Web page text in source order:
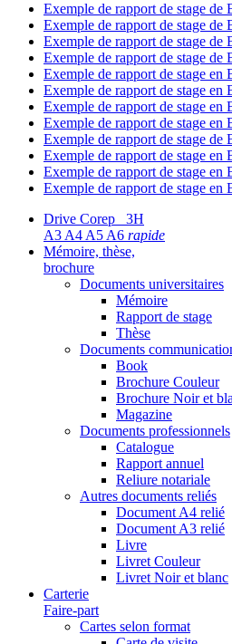
Exemple de rapport de stage de
Exemple de rapport de stage
Exemple de rapport de stage de
Exemple de rapport de stage de
Exemple de rapport de stage en
Exemple de rapport de stage en
Exemple de rapport de stage en
Exemple de rapport de stage en
Exemple de rapport de stage de
Exemple de rapport de stage en
Exemple de rapport de stage en
Exemple de rapport de stage en
Drive Corep 3H
A3 A4 A5 A6 rapide
Mémoire, thèse,
brochure
Documents universitaires
Mémoire
Rapport de stage
Thèse
Documents
Book
Brochure Couleur
Brochure Noir et
Magazine
Documents professionnels
Catalogue
Rapport annuel
Reliure notariale
Autres documents reliés
Document A4 relié
Document A3 relié
Livre
Livret Couleur
Livret Noir et blanc
Carterie
Faire-part
Cartes selon format